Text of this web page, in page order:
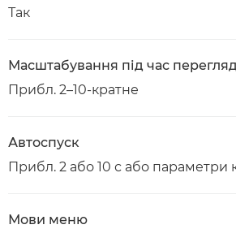
Так
Масштабування під час
Прибл. 2–10-кратне
Автоспуск
Прибл. 2 або 10 с або параметри
Мови меню